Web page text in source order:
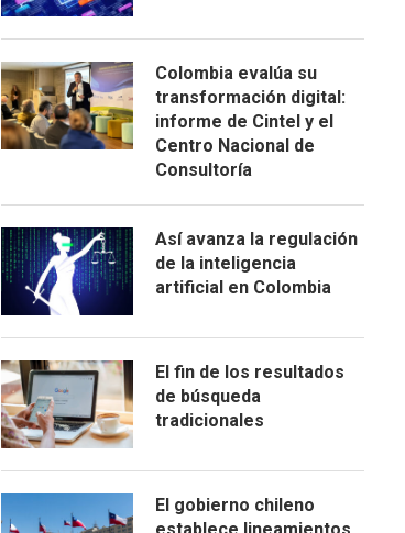
Colombia evalúa su
transformación digital:
informe de Cintel y el
Centro Nacional de
Consultoría
Así avanza la regulación
de la inteligencia
artificial en Colombia
El fin de los resultados
de búsqueda
tradicionales
El gobierno chileno